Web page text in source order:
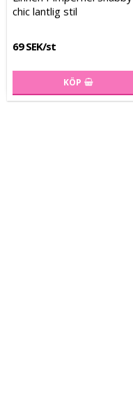
chic lantlig stil
69 SEK/st
KÖP